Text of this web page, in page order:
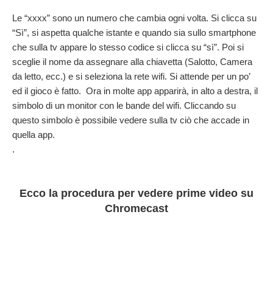
Le “xxxx” sono un numero che cambia ogni volta. Si clicca su
“Sì”, si aspetta qualche istante e quando sia sullo smartphone
che sulla tv appare lo stesso codice si clicca su “sì”. Poi si
sceglie il nome da assegnare alla chiavetta (Salotto, Camera
da letto, ecc.) e si seleziona la rete wifi. Si attende per un po’
ed il gioco è fatto. Ora in molte app apparirà, in alto a destra, il
simbolo di un monitor con le bande del wifi. Cliccando su
questo simbolo è possibile vedere sulla tv ciò che accade in
quella app.
.
Ecco la procedura per vedere prime video su
Chromecast